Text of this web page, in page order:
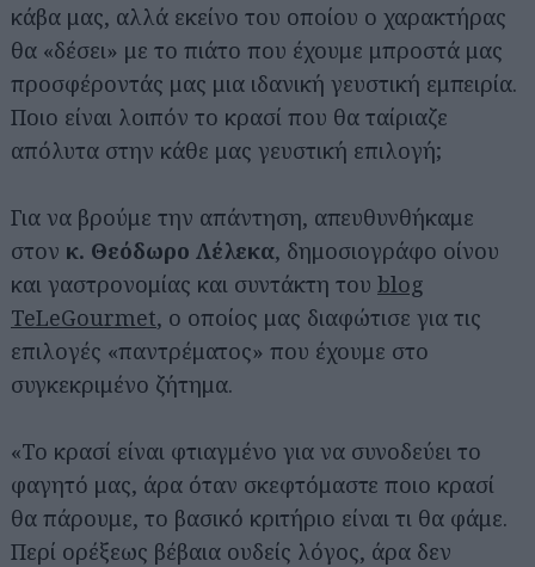
κάβα μας, αλλά εκείνο του οποίου ο χαρακτήρας
θα «δέσει» με το πιάτο που έχουμε μπροστά μας
προσφέροντάς μας μια ιδανική γευστική εμπειρία.
Ποιο είναι λοιπόν το κρασί που θα ταίριαζε
απόλυτα στην κάθε μας γευστική επιλογή;
Για να βρούμε την απάντηση, απευθυνθήκαμε
στον κ. Θεόδωρο Λέλεκα, δημοσιογράφο οίνου
και γαστρονομίας και συντάκτη του blog
TeLeGourmet, ο οποίος μας διαφώτισε για τις
επιλογές «παντρέματος» που έχουμε στο
συγκεκριμένο ζήτημα.
«Το κρασί είναι φτιαγμένο για να συνοδεύει το
φαγητό μας, άρα όταν σκεφτόμαστε ποιο κρασί
θα πάρουμε, το βασικό κριτήριο είναι τι θα φάμε.
Περί ορέξεως βέβαια ουδείς λόγος, άρα δεν